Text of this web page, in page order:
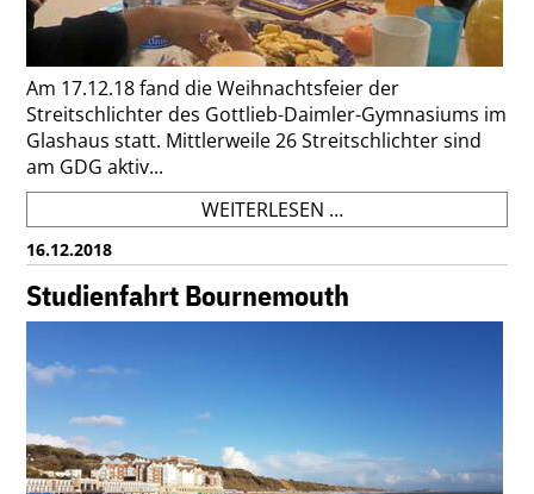
Am 17.12.18 fand die Weihnachtsfeier der
Streitschlichter des Gottlieb-Daimler-Gymnasiums im
Glashaus statt. Mittlerweile 26 Streitschlichter sind
am GDG aktiv...
WEITERLESEN …WEIHNACHTSFEIER
DER
GDG-
STREITSCHLICHTER
16.12.2018
Studienfahrt Bournemouth